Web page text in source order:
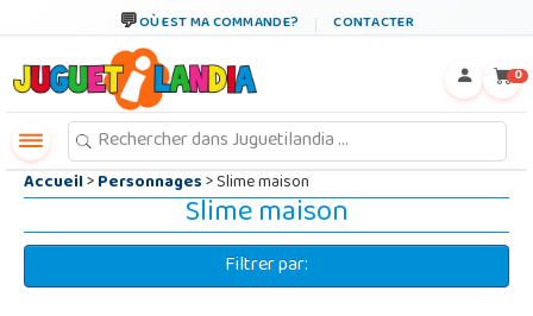
OÙ EST MA COMMANDE? CONTACTER
0
Accueil>Personnages> Slime maison
Slime maison
Filtrer par: